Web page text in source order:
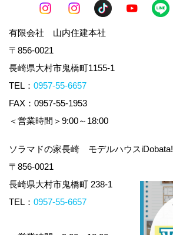
有限会社 山内住建本社
〒856-0021
長崎県大村市鬼橋町1155-1
TEL： 0957-55-6657
FAX：0957-55-1953
＜営業時間＞9:00～18:00
ソラマドの家長崎 モデルハウスiDobata!
〒856-0021
長崎県大村市鬼橋町 238-1
TEL： 0957-55-6657